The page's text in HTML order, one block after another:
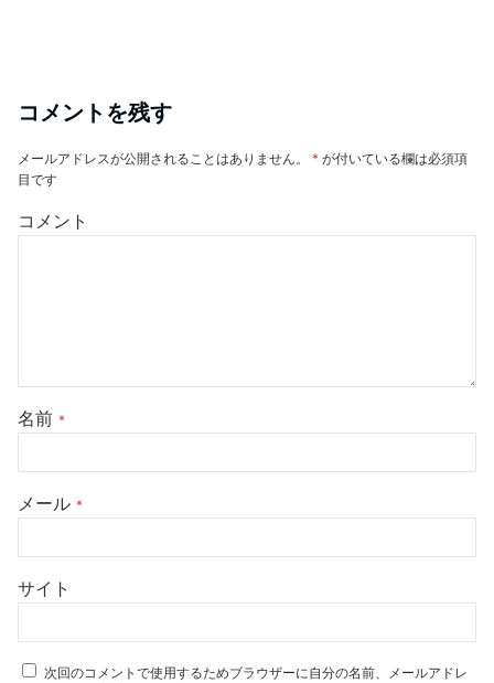
コメントを残す
メールアドレスが公開されることはありません。 * が付いている欄は必須項
目です
コメント
名前 *
メール *
サイト
次回のコメントで使用するためブラウザーに自分の名前、メールアドレ